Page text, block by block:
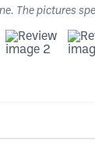
The pictures